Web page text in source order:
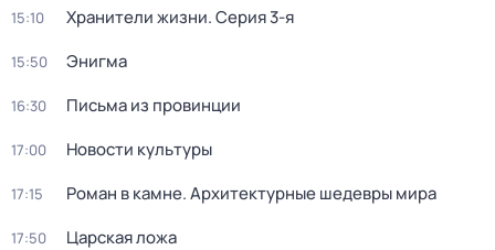
15:10 Хранители жизни. Серия 3-я
15:50 Энигма
16:30 Письма из провинции
17:00 Новости культуры
17:15 Роман в камне. Архитектурные шедевры мира
17:50 Царская ложа